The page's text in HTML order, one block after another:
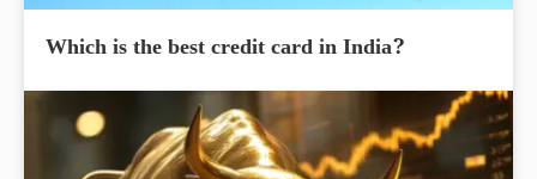
Which is the best credit card in India?